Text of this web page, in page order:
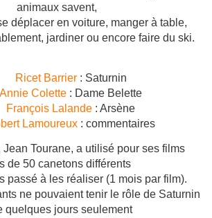
animaux savent,
déplacer en voiture, manger à table,
jardiner ou encore faire du ski.
Ricet Barrier: Saturnin
Annie Colette : Dame Belette
François Lalande : Arsène
Lamoureux : commentaires
Jean Tourane, a utilisé pour ses films
de 50 canetons différents
passé à les réaliser (1 mois par film).
ne pouvaient tenir le rôle de Saturnin
quelques jours seulement